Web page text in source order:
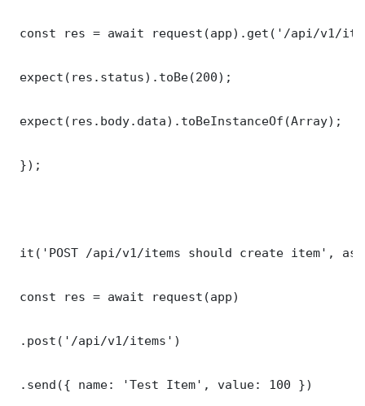
const res = await request(app).get('/api/v1/
expect(res.status).toBe(200);
expect(res.body.data).toBeInstanceOf(Array);
});
it('POST /api/v1/items should create item',
const res = await request(app)
.post('/api/v1/items')
.send({ name: 'Test Item', value: 100 })